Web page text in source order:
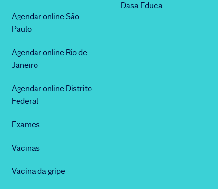
Agendar online São
Paulo
Agendar online Rio de
Janeiro
Agendar online Distrito
Federal
Exames
Vacinas
Vacina da gripe
Dasa Educa